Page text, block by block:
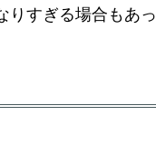
すぎる場合もあっ